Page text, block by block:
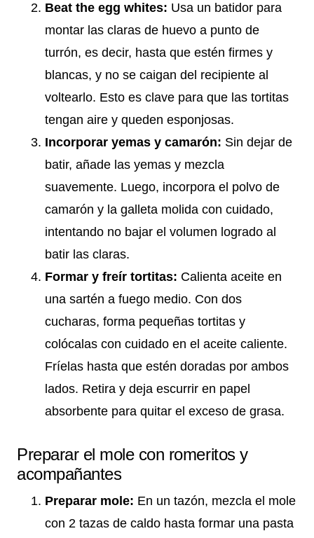
Beat the egg whites: Usa un batidor para
montar las claras de huevo a punto de
turrón, es decir, hasta que estén firmes y
blancas, y no se caigan del recipiente al
voltearlo. Esto es clave para que las tortitas
tengan aire y queden esponjosas.
Incorporar yemas y camarón: Sin dejar de
batir, añade las yemas y mezcla
suavemente. Luego, incorpora el polvo de
camarón y la galleta molida con cuidado,
intentando no bajar el volumen logrado al
batir las claras.
Formar y freír tortitas: Calienta aceite en
una sartén a fuego medio. Con dos
cucharas, forma pequeñas tortitas y
colócalas con cuidado en el aceite caliente.
Fríelas hasta que estén doradas por ambos
lados. Retira y deja escurrir en papel
absorbente para quitar el exceso de grasa.
Preparar el mole con romeritos y
acompañantes
Preparar mole: En un tazón, mezcla el mole
con 2 tazas de caldo hasta formar una pasta